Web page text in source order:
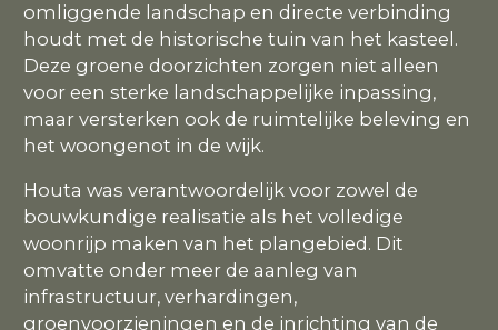
omliggende landschap en directe verbinding
houdt met de historische tuin van het kasteel.
Deze groene doorzichten zorgen niet alleen
voor een sterke landschappelijke inpassing,
maar versterken ook de ruimtelijke beleving en
het woongenot in de wijk.
Houta was verantwoordelijk voor zowel de
bouwkundige realisatie als het volledige
woonrijp maken van het plangebied. Dit
omvatte onder meer de aanleg van
infrastructuur, verhardingen,
groenvoorzieningen en de inrichting van de